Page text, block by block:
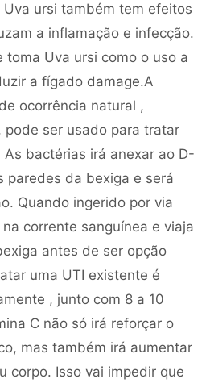
ursi também tem efeitos
a inflamação e infecção.
toma Uva ursi como o uso a
a fígado damage.A
ocorrência natural ,
pode ser usado para tratar
bactérias irá anexar ao D-
paredes da bexiga e será
Quando ingerido por via
corrente sanguínea e viaja
antes de ser opção
uma UTI existente é
, junto com 8 a 10
C não só irá reforçar o
mas também irá aumentar
corpo. Isso vai impedir que